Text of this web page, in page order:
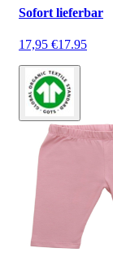
Sofort lieferbar
17,95 €17.95